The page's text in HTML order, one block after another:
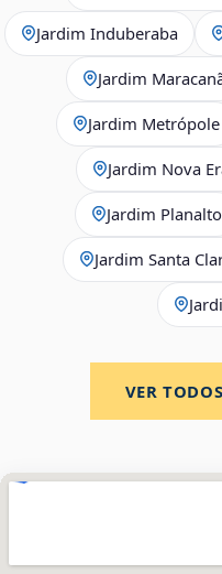
Jardim Induberaba
Jardim
Jardim Metrópole
Jardim Nova
Jardim Planalto
Jardim Santa
VER